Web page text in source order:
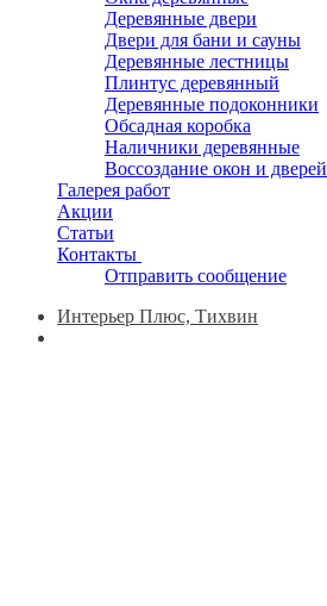
Деревянные двери
Двери для бани и сауны
Деревянные лестницы
Плинтус деревянный
Деревянные подоконники
Обсадная коробка
Наличники деревянные
Воссоздание окон и дверей
Галерея работ
Акции
Статьи
Контакты
Отправить сообщение
Интерьер Плюс, Тихвин